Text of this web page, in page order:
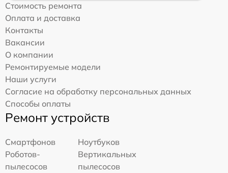
Стоимость ремонта
Оплата и доставка
Контакты
Вакансии
О компании
Ремонтируемые модели
Наши услуги
Согласие на обработку персональных данных
Способы оплаты
Ремонт устройств
Смартфонов
Ноутбуков
Роботов-
пылесосов
Вертикальных
пылесосов